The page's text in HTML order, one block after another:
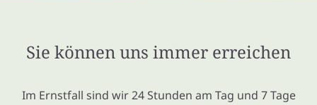
Sie können uns immer erreichen
Im Ernstfall sind wir 24 Stunden am Tag und 7 Tage